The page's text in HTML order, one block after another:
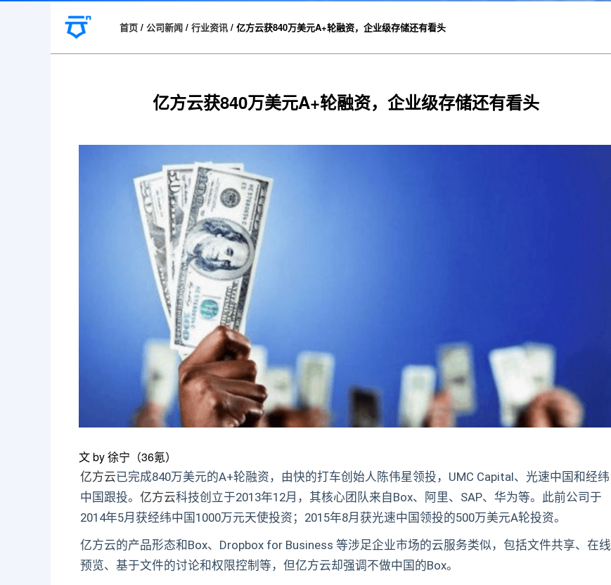
首页 / 公司新闻 / 行业资讯 / 亿方云获840万美元A+轮融资，企业级存储还有看头
亿方云获840万美元A+轮融资，企业级存储还有看头
文 by 徐宁（36氪）
亿方云已完成840万美元的A+轮融资，由快的打车创始人陈伟星领投，UMC Capital、光速中国和经纬
中国跟投。 亿方云科技创立于2013年12月，其核心团队来自Box、阿里、SAP、华为等。此前公司于
2014年5月获经纬中国1000万元天使投资；2015年8月获光速中国领投的500万美元A轮投资。
亿方云的产品形态和Box、Dropbox for Business 等涉足企业市场的云服务类似，包括文件共享、在线
预览、基于文件的讨论和权限控制等，但亿方云却强调不做中国的Box。